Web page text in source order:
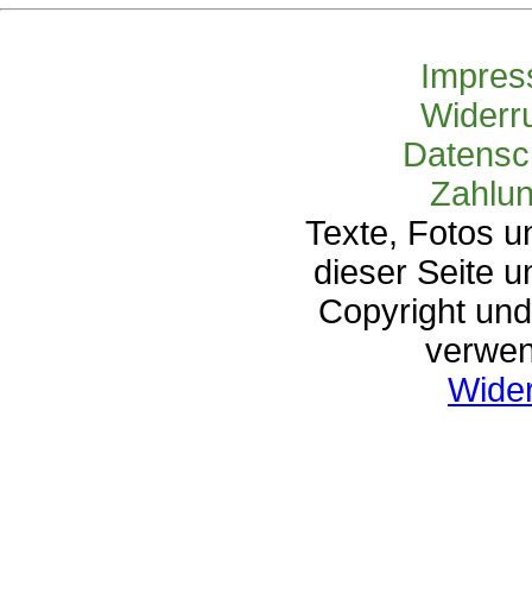
Texte, Fotos
dieser Seite
Copyright